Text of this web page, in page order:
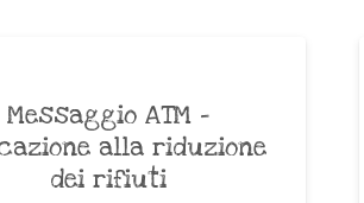
Messaggio ATM –
alla riduzione
dei rifiuti